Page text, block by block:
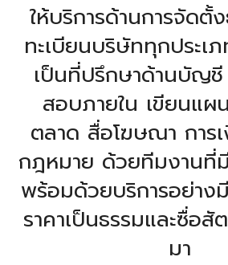
ให้บริการด้านการจัดตั้
ทะเบียนบริษัททุกประเ
เป็นที่ปรึกษาด้านบัญ
สอบภายใน เขียนแผ
ตลาด สื่อโฆษณา การ
กฎหมาย ด้วยทีมงานที่
พร้อมด้วยบริการอย่าง
ราคาเป็นธรรมและซื่อ
มา